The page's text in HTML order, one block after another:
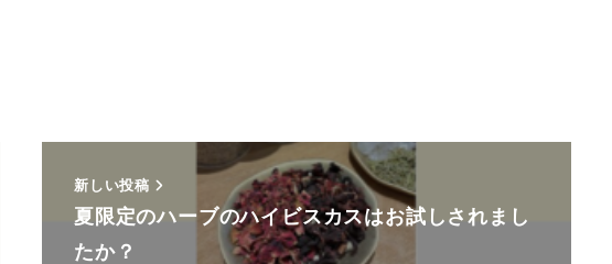
新しい投稿
夏限定のハーブのハイビスカスはお試しされまし
たか？